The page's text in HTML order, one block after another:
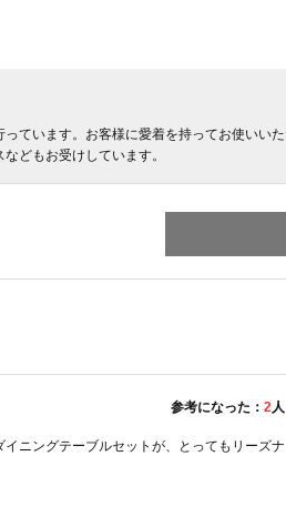
います。お客様に愛着を持ってお使いい
どもお受けしています。
参考になった： 2人
ニングテーブルセットが、とってもリーズナ